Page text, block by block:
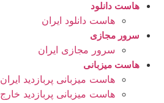
هاست دانلود
هاست دانلود ایران
سرور مجازی
سرور مجازی ایران
هاست میزبانی
هاست میزبانی پربازدید ایران
هاست میزبانی پربازدید خارج